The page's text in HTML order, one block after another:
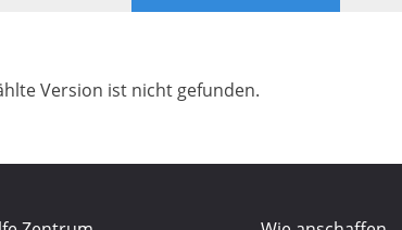
Version ist nicht gefunden.